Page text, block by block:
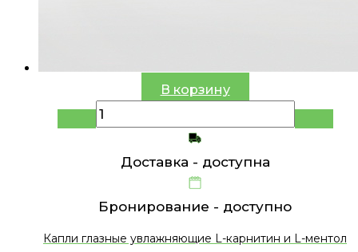
В корзину
Доставка - доступна
Бронирование - доступно
Капли глазные увлажняющие L-карнитин и L-ментол